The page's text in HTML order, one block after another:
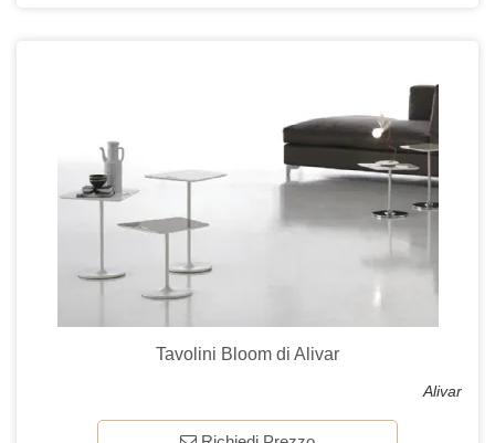
Tavolini Bloom di Alivar
Alivar